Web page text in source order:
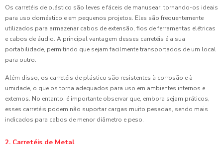
Os carretéis de plástico são leves e fáceis de manusear, tornando-os ideais
para uso doméstico e em pequenos projetos. Eles são frequentemente
utilizados para armazenar cabos de extensão, fios de ferramentas elétricas
e cabos de áudio. A principal vantagem desses carretéis é a sua
portabilidade, permitindo que sejam facilmente transportados de um local
para outro.
Além disso, os carretéis de plástico são resistentes à corrosão e à
umidade, o que os torna adequados para uso em ambientes internos e
externos. No entanto, é importante observar que, embora sejam práticos,
esses carretéis podem não suportar cargas muito pesadas, sendo mais
indicados para cabos de menor diâmetro e peso.